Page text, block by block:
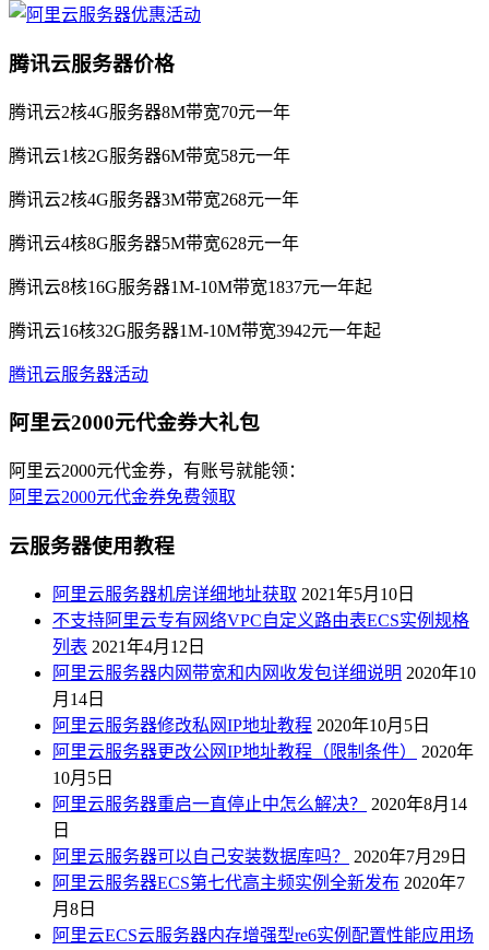
腾讯云服务器价格
腾讯云2核4G服务器8M带宽70元一年
腾讯云1核2G服务器6M带宽58元一年
腾讯云2核4G服务器3M带宽268元一年
腾讯云4核8G服务器5M带宽628元一年
腾讯云8核16G服务器1M-10M带宽1837元一年起
腾讯云16核32G服务器1M-10M带宽3942元一年起
腾讯云服务器活动
阿里云2000元代金券大礼包
阿里云2000元代金券，有账号就能领：
阿里云2000元代金券免费领取
云服务器使用教程
阿里云服务器机房详细地址获取 2021年5月10日
不支持阿里云专有网络VPC自定义路由表ECS实例规格
列表 2021年4月12日
阿里云服务器内网带宽和内网收发包详细说明 2020年10
月14日
阿里云服务器修改私网IP地址教程 2020年10月5日
阿里云服务器更改公网IP地址教程（限制条件）
2020年
10月5日
阿里云服务器重启一直停止中怎么解决？
2020年8月14
日
阿里云服务器可以自己安装数据库吗？
2020年7月29日
阿里云服务器ECS第七代高主频实例全新发布 2020年7
月8日
阿里云ECS云服务器内存增强型re6实例配置性能应用场